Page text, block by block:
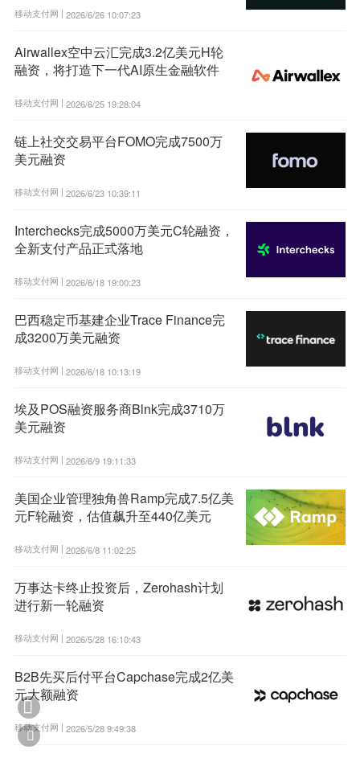
移动支付网 | 2026/6/26 10:07:23
Airwallex空中云汇完成3.2亿美元H轮
融资，将打造下一代AI原生金融软件
移动支付网 | 2026/6/25 19:28:04
链上社交交易平台FOMO完成7500万
美元融资
移动支付网 | 2026/6/23 10:39:11
Interchecks完成5000万美元C轮融资，
全新支付产品正式落地
移动支付网 | 2026/6/18 19:00:23
巴西稳定币基建企业Trace Finance完
成3200万美元融资
移动支付网 | 2026/6/18 10:13:19
埃及POS融资服务商Blnk完成3710万
美元融资
移动支付网 | 2026/6/9 19:11:33
美国企业管理独角兽Ramp完成7.5亿美
元F轮融资，估值飙升至440亿美元
移动支付网 | 2026/6/8 11:02:25
万事达卡终止投资后，Zerohash计划
进行新一轮融资
移动支付网 | 2026/5/28 16:10:43
B2B先买后付平台Capchase完成2亿美
元大额融资
移动支付网 | 2026/5/28 9:49:38

